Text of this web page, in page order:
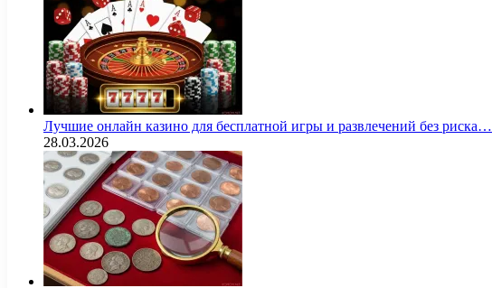
Лучшие онлайн казино для бесплатной игры и развлечений без риска…
28.03.2026